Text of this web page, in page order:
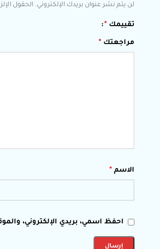
لن يتم نشر عنوان بريدك الإلكتروني. الحقول
تقييمك *
مراجعتك *
الاسم *
احفظ اسمي، بريدي الإلكتروني،